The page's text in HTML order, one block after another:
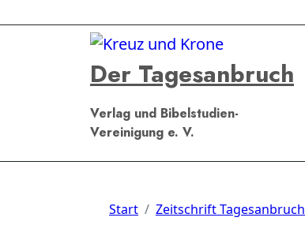
Der Tagesanbruch
Verlag und Bibelstudien-
Vereinigung e. V.
Start Zeitschrift Tagesanbruch